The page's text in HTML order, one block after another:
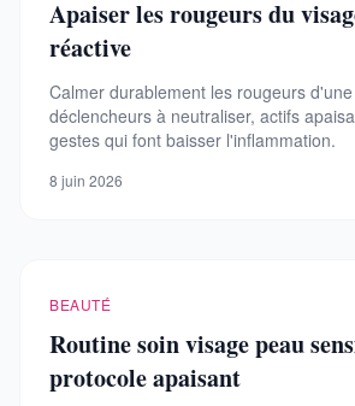
Apaiser les rougeurs du
réactive
Calmer durablement les rougeurs
déclencheurs à neutraliser, actifs
gestes qui font baisser l'inflammation.
8 juin 2026
BEAUTÉ
Routine soin visage peau
protocole apaisant